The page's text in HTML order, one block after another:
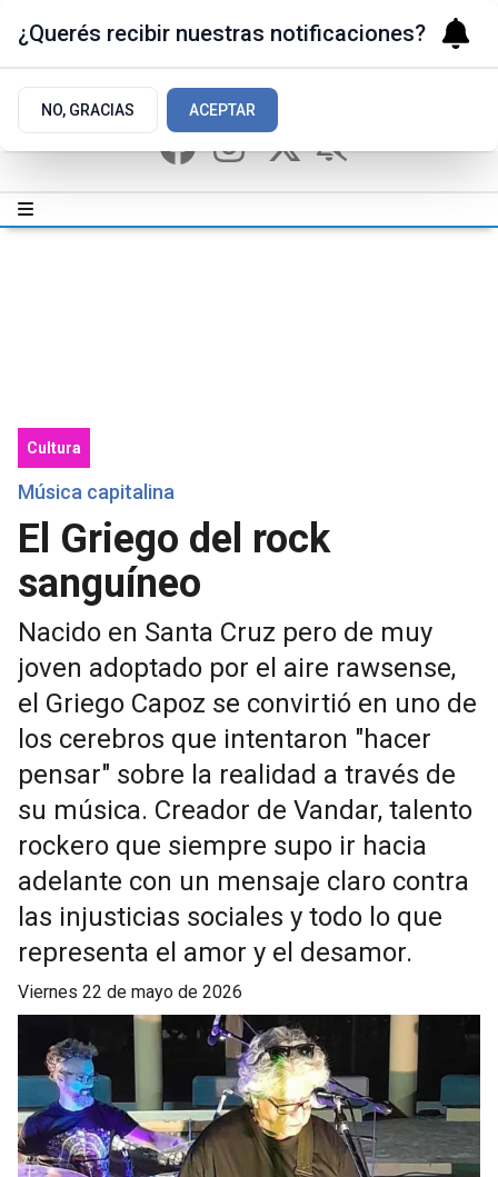
Cultura
Música capitalina
El Griego del rock
sanguíneo
Nacido en Santa Cruz pero de muy
joven adoptado por el aire rawsense,
el Griego Capoz se convirtió en uno de
los cerebros que intentaron "hacer
pensar" sobre la realidad a través de
su música. Creador de Vandar, talento
rockero que siempre supo ir hacia
adelante con un mensaje claro contra
las injusticias sociales y todo lo que
representa el amor y el desamor.
viernes 22 de mayo de 2026
¿Querés recibir nuestras notificaciones?
NO, GRACIAS ACEPTAR